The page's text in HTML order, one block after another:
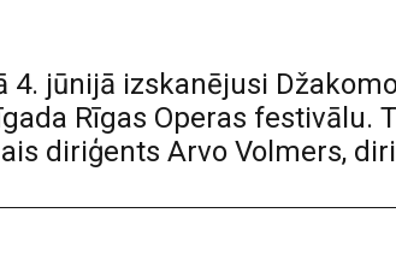
4. jūnijā izskanējusi
Rīgas Operas festivālu.
diriģents Arvo Volmers,